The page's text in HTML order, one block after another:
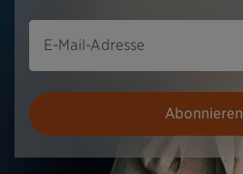
E-Mail-Adresse
Abonnieren